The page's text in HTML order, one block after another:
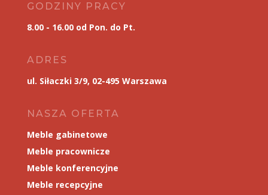
GODZINY PRACY
8.00 - 16.00 od Pon. do Pt.
ADRES
ul. Siłaczki 3/9, 02-495 Warszawa
NASZA OFERTA
Meble gabinetowe
Meble pracownicze
Meble konferencyjne
Meble recepcyjne